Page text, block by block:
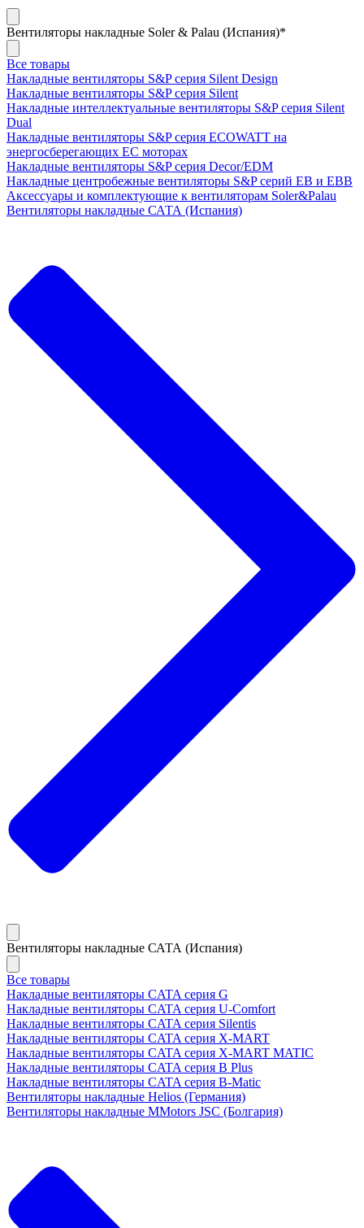
Вентиляторы накладные Soler & Palau (Испания)*
Все товары
Накладные вентиляторы S&P серия Silent Design
Накладные вентиляторы S&P серия Silent
Накладные интеллектуальные вентиляторы S&P серия Silent
Dual
Накладные вентиляторы S&P серия ECOWATT на
энергосберегающих ЕС моторах
Накладные вентиляторы S&P серия Decor/EDM
Накладные центробежные вентиляторы S&P серий EB и EBB
Аксессуары и комплектующие к вентиляторам Soler&Palau
Вентиляторы накладные САТА (Испания)
Вентиляторы накладные САТА (Испания)
Все товары
Накладные вентиляторы CATA серия G
Накладные вентиляторы CATA серия U-Comfort
Накладные вентиляторы CATA серия Silentis
Накладные вентиляторы CATA серия X-MART
Накладные вентиляторы CATA серия X-MART MATIC
Накладные вентиляторы CATA серия B Plus
Накладные вентиляторы CATA серия B-Matic
Вентиляторы накладные Helios (Германия)
Вентиляторы накладные MMotors JSC (Болгария)